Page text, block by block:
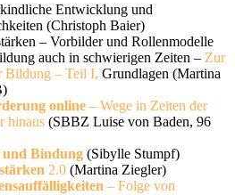
Entwicklung und
(Christoph Baier)
– Vorbilder und Rollenmodelle
auch in schwierigen Zeiten – Zur
Bildung – Teil I, Grundlagen (Martina
online – Wege in Zeiten der
hinaus (SBBZ Luise von Baden, 96
Bindung (Sibylle Stumpf)
2.0 (Martina Ziegler)
– Folge von